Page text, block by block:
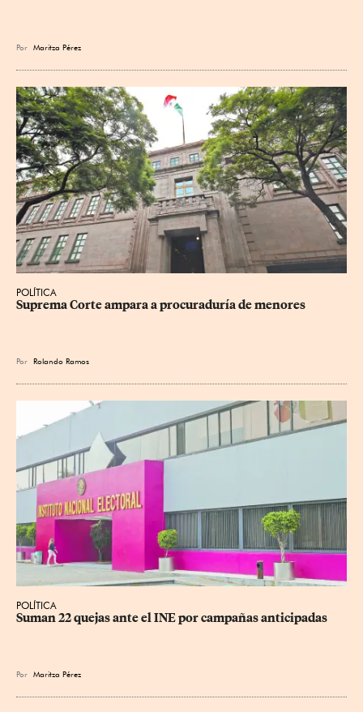
Por Maritza Pérez
POLÍTICA
Suprema Corte ampara a procuraduría de menores
Por Rolando Ramos
POLÍTICA
Suman 22 quejas ante el INE por campañas anticipadas
Por Maritza Pérez